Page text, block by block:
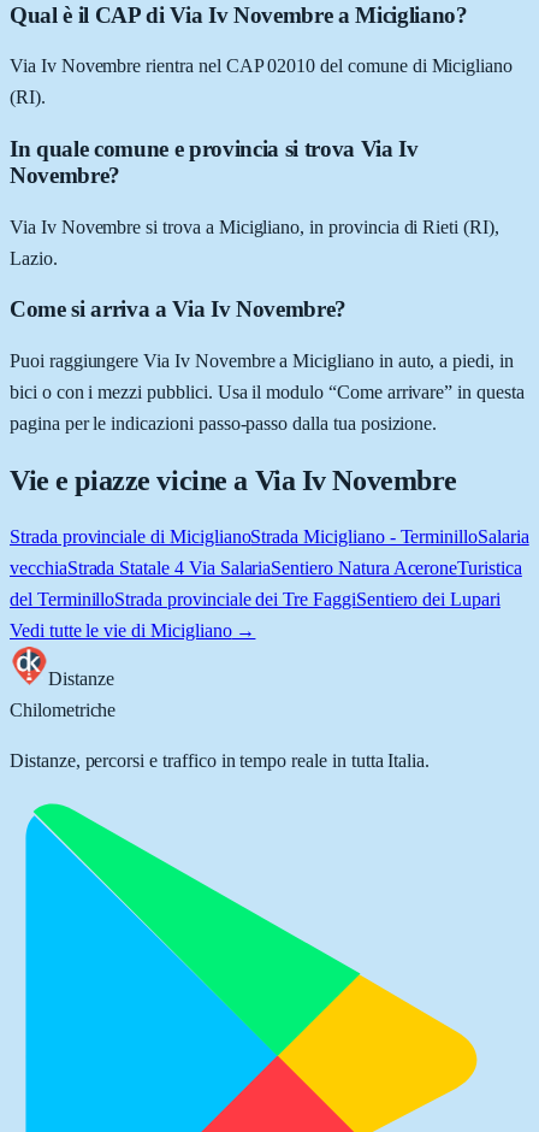
Qual è il CAP di Via Iv Novembre a Micigliano?
Via Iv Novembre rientra nel CAP 02010 del comune di Micigliano
(RI).
In quale comune e provincia si trova Via Iv
Novembre?
Via Iv Novembre si trova a Micigliano, in provincia di Rieti (RI),
Lazio.
Come si arriva a Via Iv Novembre?
Puoi raggiungere Via Iv Novembre a Micigliano in auto, a piedi, in
bici o con i mezzi pubblici. Usa il modulo “Come arrivare” in questa
pagina per le indicazioni passo-passo dalla tua posizione.
Vie e piazze vicine a Via Iv Novembre
Strada provinciale di MiciglianoStrada Micigliano - TerminilloSalaria
vecchiaStrada Statale 4 Via SalariaSentiero Natura AceroneTuristica
del TerminilloStrada provinciale dei Tre FaggiSentiero dei Lupari
Vedi tutte le vie di Micigliano→
Distanze
Chilometriche
Distanze, percorsi e traffico in tempo reale in tutta Italia.